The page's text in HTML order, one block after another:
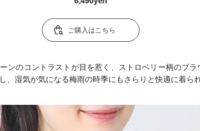
ご購入はこちら
ンのコントラストが目を惹く、ストロベリー柄のブラ
、湿気が気になる梅雨の時季にもさらりと快適に着られ